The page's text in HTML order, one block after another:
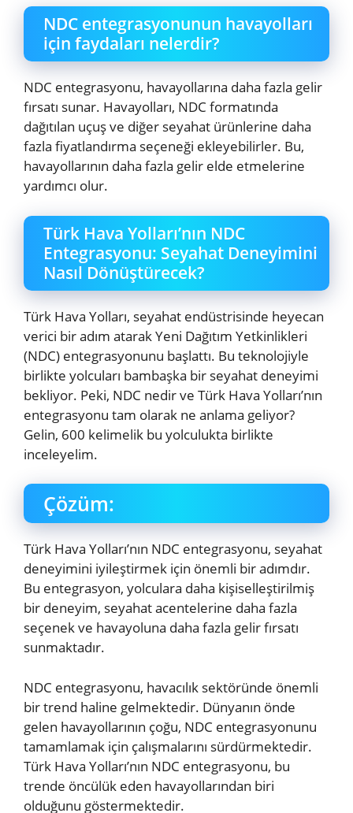
NDC entegrasyonunun havayolları
için faydaları nelerdir?
NDC entegrasyonu, havayollarına daha fazla gelir
fırsatı sunar. Havayolları, NDC formatında
dağıtılan uçuş ve diğer seyahat ürünlerine daha
fazla fiyatlandırma seçeneği ekleyebilirler. Bu,
havayollarının daha fazla gelir elde etmelerine
yardımcı olur.
Türk Hava Yolları’nın NDC
Entegrasyonu: Seyahat Deneyimini
Nasıl Dönüştürecek?
Türk Hava Yolları, seyahat endüstrisinde heyecan
verici bir adım atarak Yeni Dağıtım Yetkinlikleri
(NDC) entegrasyonunu başlattı. Bu teknolojiyle
birlikte yolcuları bambaşka bir seyahat deneyimi
bekliyor. Peki, NDC nedir ve Türk Hava Yolları’nın
entegrasyonu tam olarak ne anlama geliyor?
Gelin, 600 kelimelik bu yolculukta birlikte
inceleyelim.
Çözüm:
Türk Hava Yolları’nın NDC entegrasyonu, seyahat
deneyimini iyileştirmek için önemli bir adımdır.
Bu entegrasyon, yolculara daha kişiselleştirilmiş
bir deneyim, seyahat acentelerine daha fazla
seçenek ve havayoluna daha fazla gelir fırsatı
sunmaktadır.
NDC entegrasyonu, havacılık sektöründe önemli
bir trend haline gelmektedir. Dünyanın önde
gelen havayollarının çoğu, NDC entegrasyonunu
tamamlamak için çalışmalarını sürdürmektedir.
Türk Hava Yolları’nın NDC entegrasyonu, bu
trende öncülük eden havayollarından biri
olduğunu göstermektedir.